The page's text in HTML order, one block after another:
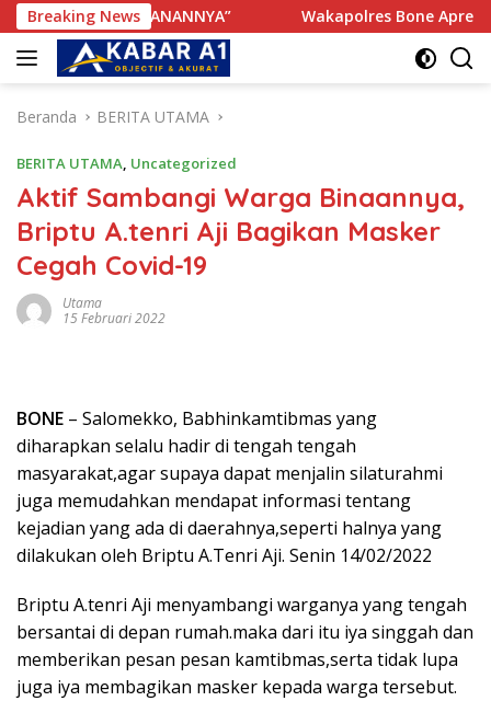
Langsung
ke
konten
Breaking News Wakapolres Bone Apresiasi
Beranda BERITA UTAMA
BERITA UTAMA, Uncategorized
Aktif Sambangi Warga Binaannya,
Briptu A.tenri Aji Bagikan Masker
Cegah Covid-19
Utama
15 Februari 2022
BONE – Salomekko, Babhinkamtibmas yang
diharapkan selalu hadir di tengah tengah
masyarakat,agar supaya dapat menjalin silaturahmi
juga memudahkan mendapat informasi tentang
kejadian yang ada di daerahnya,seperti halnya yang
dilakukan oleh Briptu A.Tenri Aji. Senin 14/02/2022
Briptu A.tenri Aji menyambangi warganya yang tengah
bersantai di depan rumah.maka dari itu iya singgah dan
memberikan pesan pesan kamtibmas,serta tidak lupa
juga iya membagikan masker kepada warga tersebut.